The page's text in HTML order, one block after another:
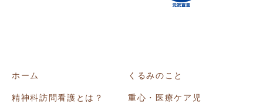
ホーム くるみのこと
精神科訪問看護とは？ 重心・医療ケア児